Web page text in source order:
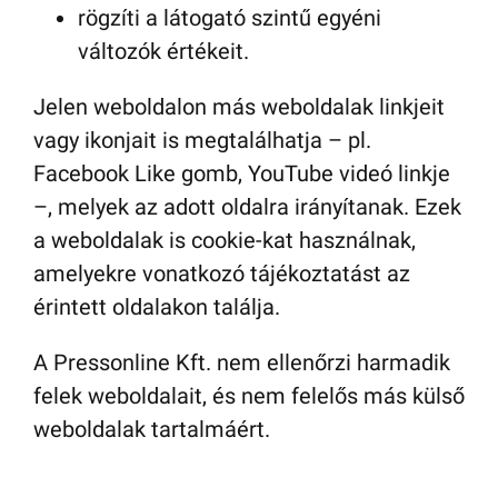
rögzíti a látogató szintű egyéni
változók értékeit.
Jelen weboldalon más weboldalak linkjeit
vagy ikonjait is megtalálhatja – pl.
Facebook Like gomb, YouTube videó linkje
–, melyek az adott oldalra irányítanak. Ezek
a weboldalak is cookie-kat használnak,
amelyekre vonatkozó tájékoztatást az
érintett oldalakon találja.
A Pressonline Kft. nem ellenőrzi harmadik
felek weboldalait, és nem felelős más külső
weboldalak tartalmáért.